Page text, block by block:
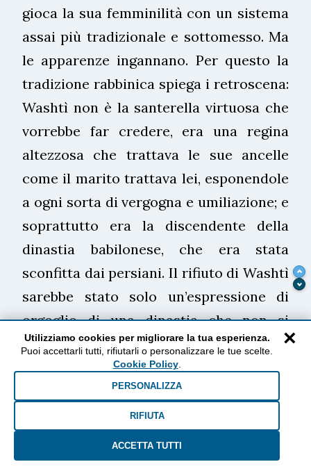
gioca la sua femminilità con un sistema
assai più tradizionale e sottomesso. Ma
le apparenze ingannano. Per questo la
tradizione rabbinica spiega i retroscena:
Washtì non è la santerella virtuosa che
vorrebbe far credere, era una regina
altezzosa che trattava le sue ancelle
come il marito trattava lei, esponendole
a ogni sorta di vergogna e umiliazione; e
soprattutto era la discendente della
dinastia babilonese, che era stata
sconfitta dai persiani. Il rifiuto di Washtì
sarebbe stato solo un’espressione di
orgoglio di una dinastia che non si
voleva sottomettere ai vincitori, e il
ripudio l’occasione per Assuero, una
volta ben saldo al potere, di liberarsi di
un fardello non più necessario.
Insomma, anche da questi brevi accenni,
emerge la ricchezza di un testo tutto da
×
Utilizziamo cookies per migliorare la tua esperienza.
Puoi accettarli tutti, rifiutarli o personalizzare le tue scelte.
Cookie Policy.
PERSONALIZZA
RIFIUTA
ACCETTA TUTTI